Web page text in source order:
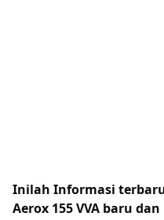
Inilah Informasi
Aerox 155 VVA baru